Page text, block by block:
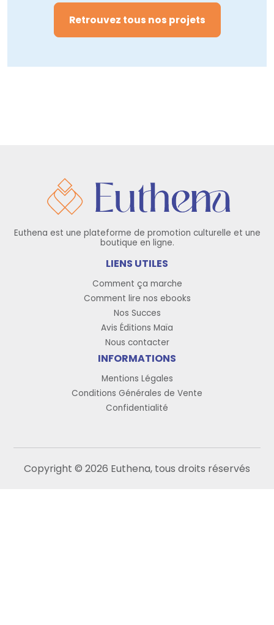
Retrouvez tous nos projets
Euthena est une plateforme de promotion culturelle et une
boutique en ligne.
LIENS UTILES
Comment ça marche
Comment lire nos ebooks
Nos Succes
Avis Éditions Maïa
Nous contacter
INFORMATIONS
Mentions Légales
Conditions Générales de Vente
Confidentialité
Copyright © 2026 Euthena, tous droits réservés